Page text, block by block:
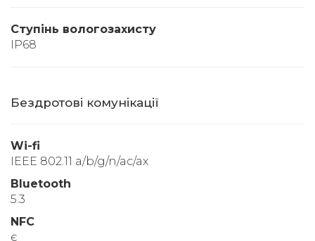
Ступінь вологозахисту
IP68
Бездротові комунікації
Wi-fi
IEEE 802.11 a/b/g/n/ac/ax
Bluetooth
5.3
NFC
є